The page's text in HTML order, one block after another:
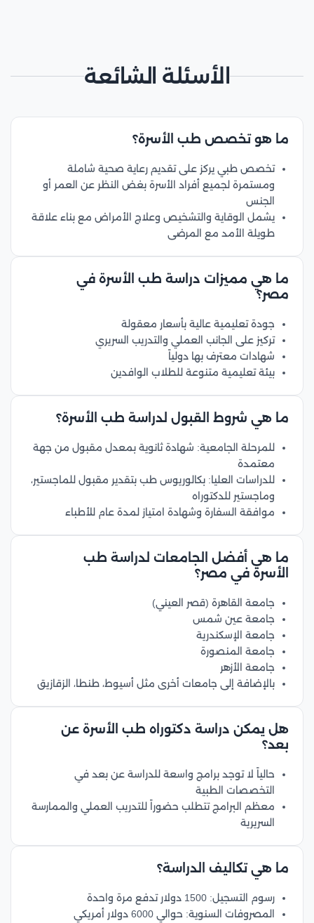
الأسئلة الشائعة
ما هو تخصص طب الأسرة؟
تخصص طبي يركز على تقديم رعاية صحية شاملة
ومستمرة لجميع أفراد الأسرة بغض النظر عن العمر أو
الجنس
يشمل الوقاية والتشخيص وعلاج الأمراض مع بناء علاقة
طويلة الأمد مع المرضى
ما هي مميزات دراسة طب الأسرة في
مصر؟
جودة تعليمية عالية بأسعار معقولة
تركيز على الجانب العملي والتدريب السريري
شهادات معترف بها دولياً
بيئة تعليمية متنوعة للطلاب الوافدين
ما هي شروط القبول لدراسة طب الأسرة؟
للمرحلة الجامعية: شهادة ثانوية بمعدل مقبول من جهة
معتمدة
للدراسات العليا: بكالوريوس طب بتقدير مقبول للماجستير،
وماجستير للدكتوراه
موافقة السفارة وشهادة امتياز لمدة عام للأطباء
ما هي أفضل الجامعات لدراسة طب
الأسرة في مصر؟
جامعة القاهرة (قصر العيني)
جامعة عين شمس
جامعة الإسكندرية
جامعة المنصورة
جامعة الأزهر
بالإضافة إلى جامعات أخرى مثل أسيوط، طنطا، الزقازيق
هل يمكن دراسة دكتوراه طب الأسرة عن
بعد؟
حالياً لا توجد برامج واسعة للدراسة عن بعد في
التخصصات الطبية
معظم البرامج تتطلب حضوراً للتدريب العملي والممارسة
السريرية
ما هي تكاليف الدراسة؟
رسوم التسجيل: 1500 دولار تدفع مرة واحدة
المصروفات السنوية: حوالي 6000 دولار أمريكي